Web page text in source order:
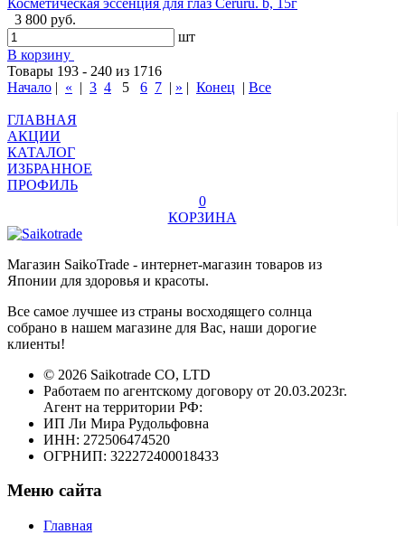
3 800 руб.
шт
В корзину
Товары 193 - 240 из 1716
Начало | « | 3 4 5 6 7 | » | Конец | Все
ГЛАВНАЯ
АКЦИИ
КАТАЛОГ
ИЗБРАННОЕ
ПРОФИЛЬ
0
КОРЗИНА
Магазин SaikoTrade - интернет-магазин товаров из
Японии для здоровья и красоты.
Все самое лучшее из страны восходящего солнца
собрано в нашем магазине для Вас, наши дорогие
клиенты!
© 2026 Saikotrade CO, LTD
Работаем по агентскому договору от 20.03.2023г.
Агент на территории РФ:
ИП Ли Мира Рудольфовна
ИНН: 272506474520
ОГРНИП: 322272400018433
Меню сайта
Главная